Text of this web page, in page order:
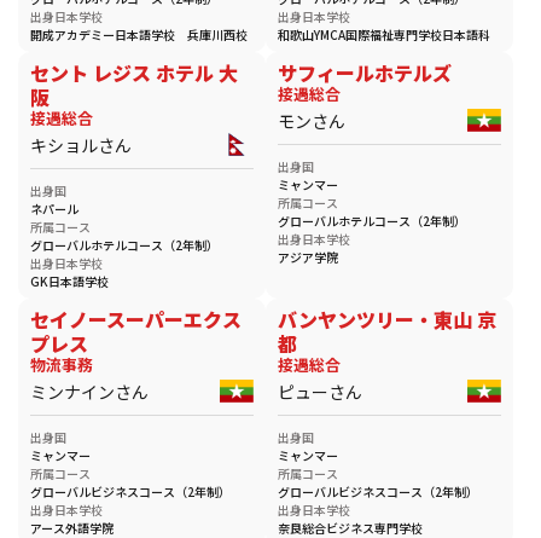
出身日本学校
開成アカデミー日本語学校 兵庫川西校
出身日本学校
和歌山YMCA国際福祉専門学校日本語科
セント レジス ホテル 大
阪
接遇総合
キショルさん
出身国
ネパール
所属コース
グローバルホテルコース（2年制）
出身日本学校
GK日本語学校
サフィールホテルズ
接遇総合
モンさん
出身国
ミャンマー
所属コース
グローバルホテルコース（2年制）
出身日本学校
アジア学院
セイノースーパーエクス
プレス
物流事務
ミンナインさん
出身国
ミャンマー
所属コース
グローバルビジネスコース（2年制）
出身日本学校
アース外語学院
バンヤンツリー・東山 京
都
接遇総合
ピューさん
出身国
ミャンマー
所属コース
グローバルビジネスコース（2年制）
出身日本学校
奈良総合ビジネス専門学校